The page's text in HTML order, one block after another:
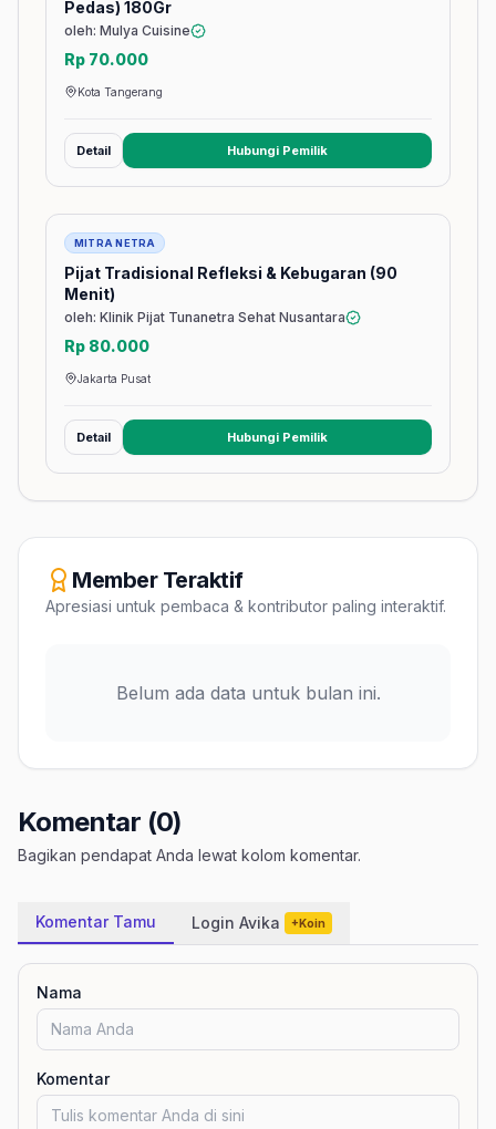
Pedas) 180Gr
oleh: Mulya Cuisine
Rp 70.000
Kota Tangerang
Detail Hubungi Pemilik(membuka tab baru)
Jasa
MITRA NETRA
Pijat Tradisional Refleksi & Kebugaran (90
Menit)
oleh: Klinik Pijat Tunanetra Sehat Nusantara
Rp 80.000
Jakarta Pusat
Detail Hubungi Pemilik(membuka tab baru)
Member Teraktif
Apresiasi untuk pembaca & kontributor paling interaktif.
Belum ada data untuk bulan ini.
Komentar (0)
Bagikan pendapat Anda lewat kolom komentar.
Komentar Tamu Login Avika +Koin
Nama
Komentar